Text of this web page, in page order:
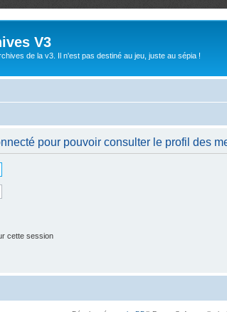
V3
de la v3. Il n'est pas destiné au jeu, juste au sépia !
pour pouvoir consulter le profil des
cette session